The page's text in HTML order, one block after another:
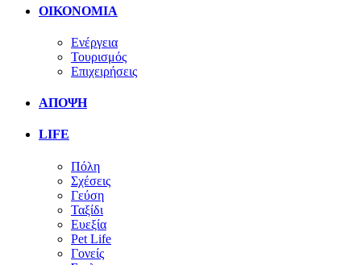
ΟΙΚΟΝΟΜΙΑ
Ενέργεια
Τουρισμός
Επιχειρήσεις
ΑΠΟΨΗ
LIFE
Πόλη
Σχέσεις
Γεύση
Ταξίδι
Ευεξία
Pet Life
Γονείς